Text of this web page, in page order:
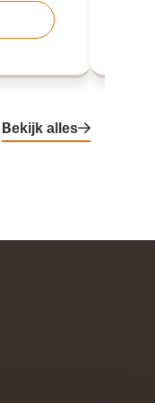
Bekijk alles